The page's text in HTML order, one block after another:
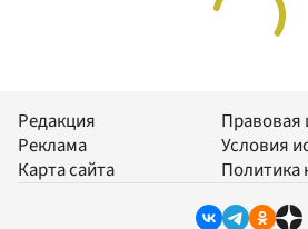
Редакция
Реклама
Карта сайта
Условия
Политика